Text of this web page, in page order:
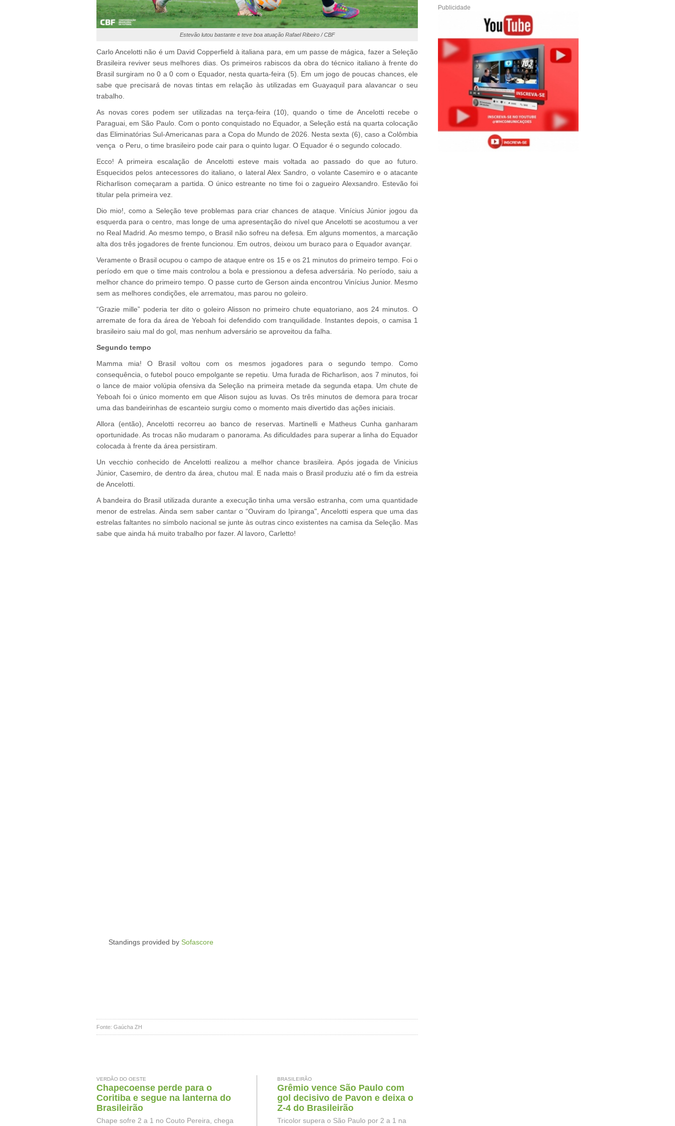
Estevão lutou bastante e teve boa atuação Rafael Ribeiro / CBF
Carlo Ancelotti não é um David Copperfield à italiana para, em um passe de mágica, fazer a Seleção
Brasileira reviver seus melhores dias. Os primeiros rabiscos da obra do técnico italiano à frente do
Brasil surgiram no 0 a 0 com o Equador, nesta quarta-feira (5). Em um jogo de poucas chances, ele
sabe que precisará de novas tintas em relação às utilizadas em Guayaquil para alavancar o seu
trabalho.
As novas cores podem ser utilizadas na terça-feira (10), quando o time de Ancelotti recebe o
Paraguai, em São Paulo. Com o ponto conquistado no Equador, a Seleção está na quarta colocação
das Eliminatórias Sul-Americanas para a Copa do Mundo de 2026. Nesta sexta (6), caso a Colômbia
vença o Peru, o time brasileiro pode cair para o quinto lugar. O Equador é o segundo colocado.
Ecco! A primeira escalação de Ancelotti esteve mais voltada ao passado do que ao futuro.
Esquecidos pelos antecessores do italiano, o lateral Alex Sandro, o volante Casemiro e o atacante
Richarlison começaram a partida. O único estreante no time foi o zagueiro Alexsandro. Estevão foi
titular pela primeira vez.
Dio mio!, como a Seleção teve problemas para criar chances de ataque. Vinícius Júnior jogou da
esquerda para o centro, mas longe de uma apresentação do nível que Ancelotti se acostumou a ver
no Real Madrid. Ao mesmo tempo, o Brasil não sofreu na defesa. Em alguns momentos, a marcação
alta dos três jogadores de frente funcionou. Em outros, deixou um buraco para o Equador avançar.
Veramente o Brasil ocupou o campo de ataque entre os 15 e os 21 minutos do primeiro tempo. Foi o
período em que o time mais controlou a bola e pressionou a defesa adversária. No período, saiu a
melhor chance do primeiro tempo. O passe curto de Gerson ainda encontrou Vinícius Junior. Mesmo
sem as melhores condições, ele arrematou, mas parou no goleiro.
“Grazie mille” poderia ter dito o goleiro Alisson no primeiro chute equatoriano, aos 24 minutos. O
arremate de fora da área de Yeboah foi defendido com tranquilidade. Instantes depois, o camisa 1
brasileiro saiu mal do gol, mas nenhum adversário se aproveitou da falha.
Segundo tempo
Mamma mia! O Brasil voltou com os mesmos jogadores para o segundo tempo. Como
consequência, o futebol pouco empolgante se repetiu. Uma furada de Richarlison, aos 7 minutos, foi
o lance de maior volúpia ofensiva da Seleção na primeira metade da segunda etapa. Um chute de
Yeboah foi o único momento em que Alison sujou as luvas. Os três minutos de demora para trocar
uma das bandeirinhas de escanteio surgiu como o momento mais divertido das ações iniciais.
Allora (então), Ancelotti recorreu ao banco de reservas. Martinelli e Matheus Cunha ganharam
oportunidade. As trocas não mudaram o panorama. As dificuldades para superar a linha do Equador
colocada à frente da área persistiram.
Un vecchio conhecido de Ancelotti realizou a melhor chance brasileira. Após jogada de Vinicius
Júnior, Casemiro, de dentro da área, chutou mal. E nada mais o Brasil produziu até o fim da estreia
de Ancelotti.
A bandeira do Brasil utilizada durante a execução tinha uma versão estranha, com uma quantidade
menor de estrelas. Ainda sem saber cantar o “Ouviram do Ipiranga", Ancelotti espera que uma das
estrelas faltantes no símbolo nacional se junte às outras cinco existentes na camisa da Seleção. Mas
sabe que ainda há muito trabalho por fazer. Al lavoro, Carletto!
Standings provided by Sofascore
Fonte: Gaúcha ZH
VERDÃO DO OESTE
Chapecoense perde para o
Coritiba e segue na lanterna do
Brasileirão
Chape sofre 2 a 1 no Couto Pereira, chega
BRASILEIRÃO
Grêmio vence São Paulo com
gol decisivo de Pavon e deixa o
Z-4 do Brasileirão
Tricolor supera o São Paulo por 2 a 1 na
Publicidade